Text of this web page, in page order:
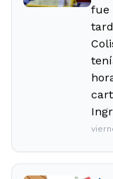
fue